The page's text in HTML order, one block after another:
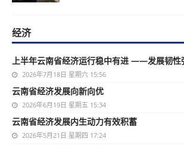
经济
上半年云南省经济运行稳中有进 ——发展韧
2026年7月18日 星期六 15:56
云南省经济发展向新向优
2026年6月19日 星期五 15:34
云南省经济发展内生动力有效积蓄
2026年5月21日 星期四 17:24